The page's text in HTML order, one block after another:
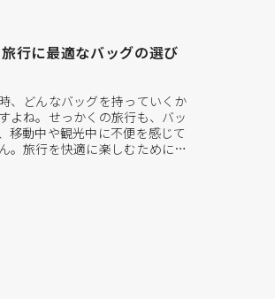
行に最適なバッグの選び
、どんなバッグを持っていくか
よね。せっかくの旅行も、バッ
移動中や観光中に不便を感じて
。旅行を快適に楽しむために
の旅行バッグの選び方について